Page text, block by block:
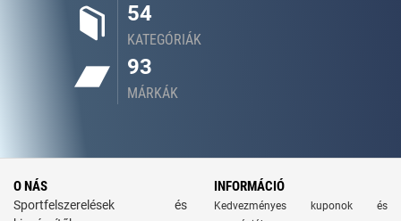
54
KATEGÓRIÁK
93
MÁRKÁK
O NÁS
Sportfelszerelések és
INFORMÁCIÓ
Kedvezményes kuponok és